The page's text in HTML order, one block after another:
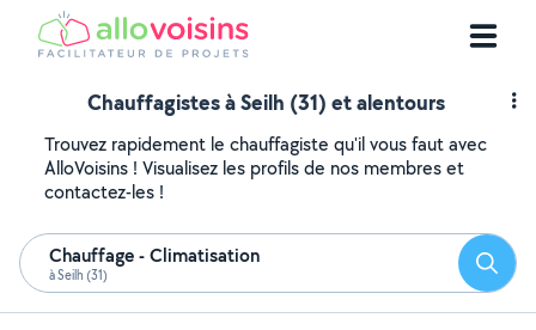
Chauffagistes à Seilh (31) et alentours
Trouvez rapidement le chauffagiste qu'il vous faut avec
AlloVoisins ! Visualisez les profils de nos membres et
contactez-les !
Chauffage - Climatisation
à Seilh (31)